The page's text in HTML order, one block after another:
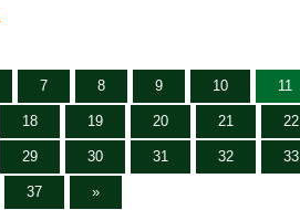
7 8 9 10 11
18 19 20 21 22
29 30 31 32 33
37 »